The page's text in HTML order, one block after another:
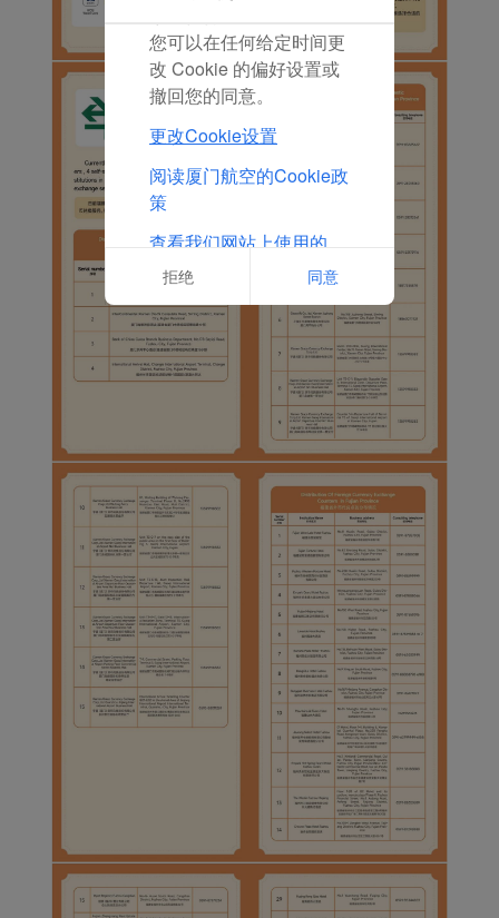
您可以在任何给定时间更
改 Cookie 的偏好设置或
撤回您的同意。
更改Cookie设置
阅读厦门航空的Cookie政
策
查看我们网站上使用的
Cookie的完整列表
拒绝 同意